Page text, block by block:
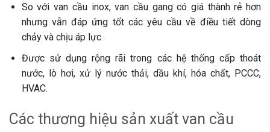
So với van cầu inox, van cầu gang có giá thành rẻ hơn
nhưng vẫn đáp ứng tốt các yêu cầu về điều tiết dòng
chảy và chịu áp lực.
Được sử dụng rộng rãi trong các hệ thống cấp thoát
nước, lò hơi, xử lý nước thải, dầu khí, hóa chất, PCCC,
HVAC.
Các thương hiệu sản xuất van cầu